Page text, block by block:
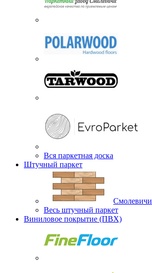
Вся паркетная доска
Штучный паркет
Смолевичи
Весь штучный паркет
Виниловое покрытие (ПВХ)